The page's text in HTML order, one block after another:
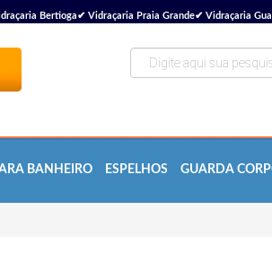
Bertioga✔ Vidraçaria Praia Grande✔ Vidraçaria
BANHEIRO ESPELHOS GUARDA